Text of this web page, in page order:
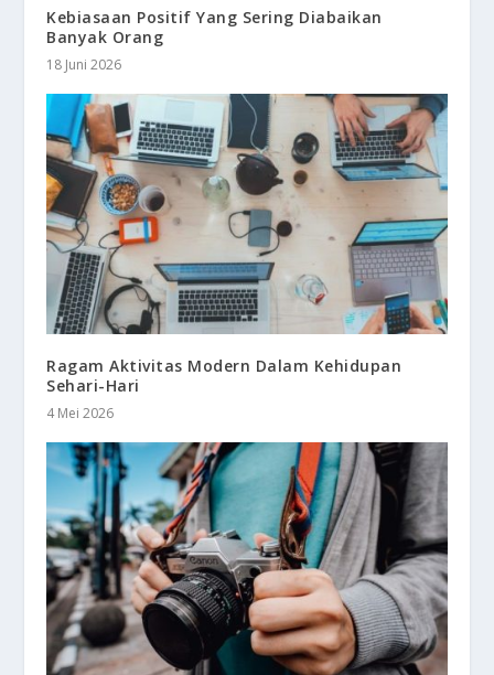
Kebiasaan Positif Yang Sering Diabaikan
Banyak Orang
18 Juni 2026
Ragam Aktivitas Modern Dalam Kehidupan
Sehari-Hari
4 Mei 2026